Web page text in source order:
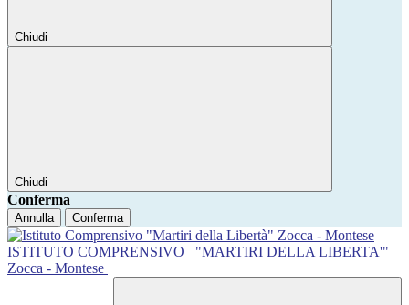
Chiudi
Chiudi
Conferma
Annulla Conferma
ISTITUTO COMPRENSIVO
"MARTIRI DELLA LIBERTA'"
Zocca - Montese